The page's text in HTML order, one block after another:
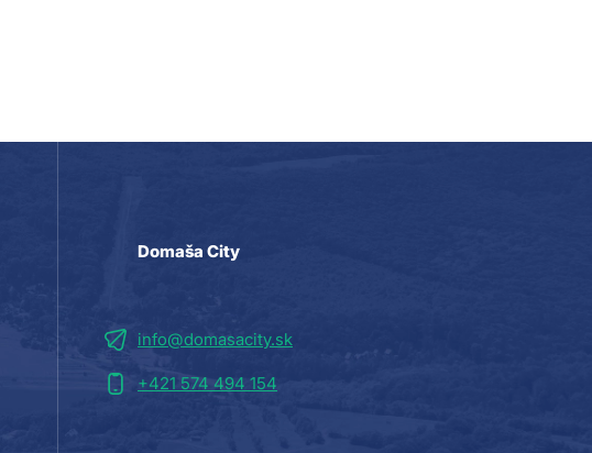
Domaša City
info@domasacity.sk
+421 574 494 154